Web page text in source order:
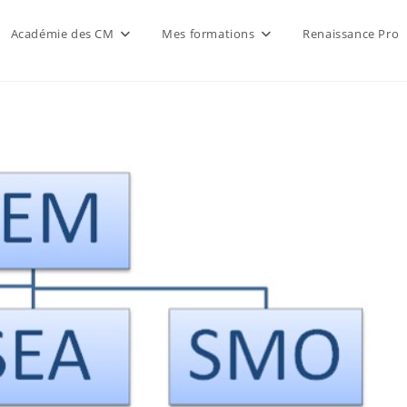
Académie des CM Mes formations Renaissance Pro